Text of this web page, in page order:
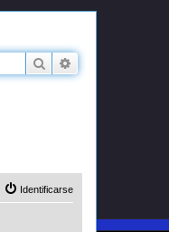
Buscar
Identificarse